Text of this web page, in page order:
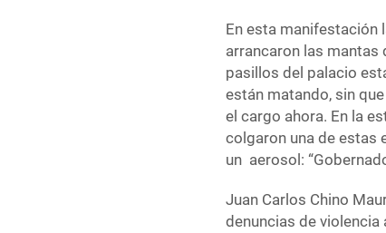
En esta manifestación
arrancaron las mantas
pasillos del palacio
están matando, sin
el cargo ahora. En la
colgaron una de estas
un aerosol:
Juan Carlos Chino
denuncias de